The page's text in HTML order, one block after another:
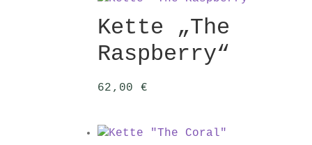
Kette „The
Raspberry“
62,00 €